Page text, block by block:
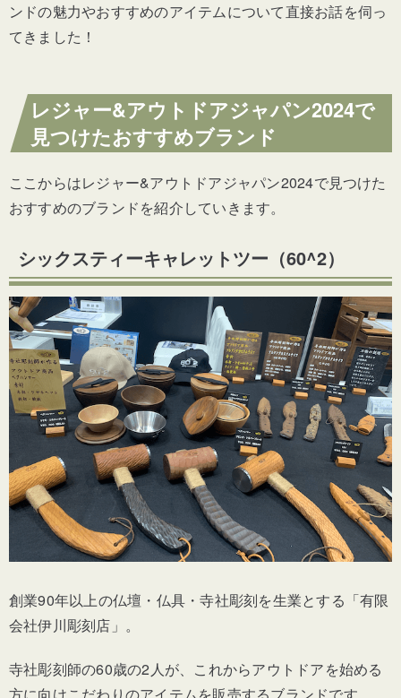
ンドの魅力やおすすめのアイテムについて直接お話を伺っ
てきました！
レジャー&アウトドアジャパン2024で
見つけたおすすめブランド
ここからはレジャー&アウトドアジャパン2024で見つけた
おすすめのブランドを紹介していきます。
シックスティーキャレットツー（60^2）
創業90年以上の仏壇・仏具・寺社彫刻を生業とする「有限
会社伊川彫刻店」。
寺社彫刻師の60歳の2人が、これからアウトドアを始める
方に向けこだわりのアイテムを販売するブランドです。